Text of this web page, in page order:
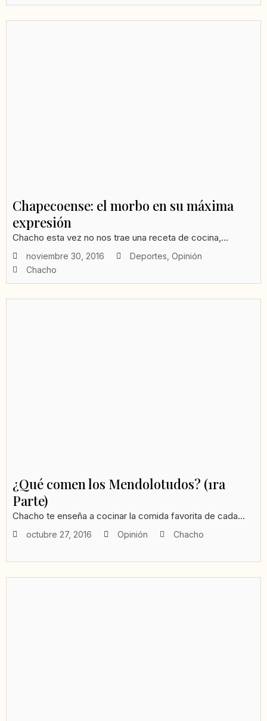
Chapecoense: el morbo en su máxima
expresión
Chacho esta vez no nos trae una receta de cocina,...
noviembre 30, 2016 Deportes Opinión
Chacho
¿Qué comen los Mendolotudos? (1ra
Parte)
Chacho te enseña a cocinar la comida favorita de cada...
octubre 27, 2016 Opinión Chacho